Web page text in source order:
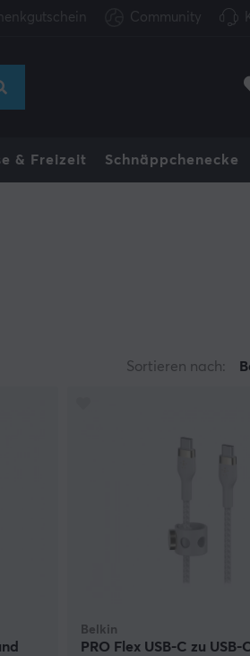
Community
& Freizeit Schnäppchenecke
Sortieren nach:
Belkin
PRO Flex USB-C zu